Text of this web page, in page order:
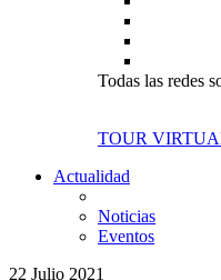
Todas las redes
TOUR
Actualidad
Noticias
Eventos
22 Julio 2021